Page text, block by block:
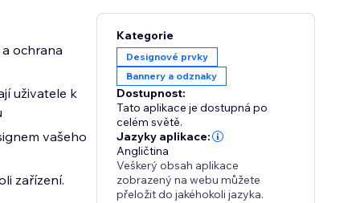
ochrana
uživatele k
vašeho
zařízení.
Kategorie
Designové prvky
Bannery a odznaky
Dostupnost:
Tato aplikace je dostupná po
celém světě.
Jazyky aplikace:
Angličtina
Veškerý obsah aplikace
zobrazený na webu můžete
přeložit do jakéhokoli jazyka.